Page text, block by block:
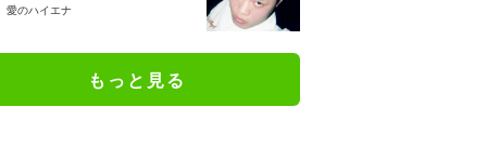
愛のハイエナ
もっと見る